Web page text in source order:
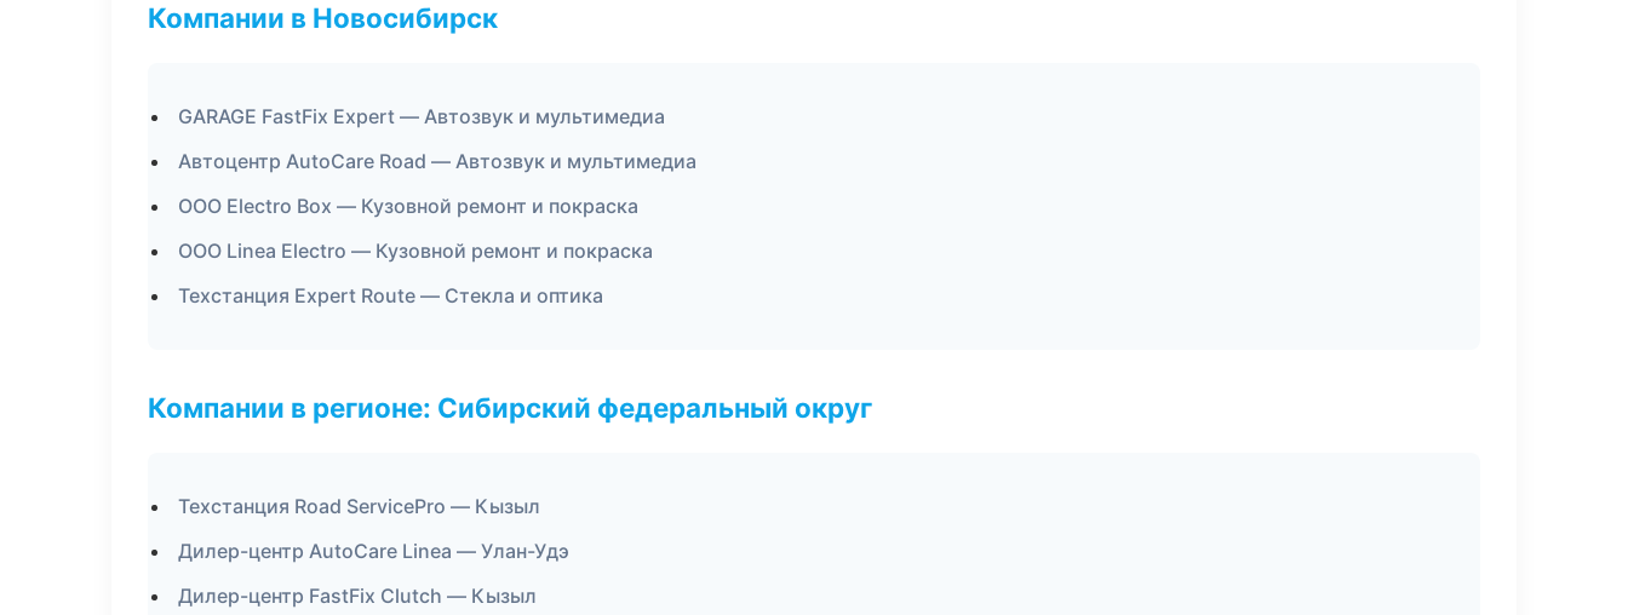
Компании в Новосибирск
GARAGE FastFix Expert — Автозвук и мультимедиа
Автоцентр AutoCare Road — Автозвук и мультимедиа
ООО Electro Box — Кузовной ремонт и покраска
ООО Linea Electro — Кузовной ремонт и покраска
Техстанция Expert Route — Стекла и оптика
Компании в регионе: Сибирский федеральный округ
Техстанция Road ServicePro — Кызыл
Дилер-центр AutoCare Linea — Улан-Удэ
Дилер-центр FastFix Clutch — Кызыл